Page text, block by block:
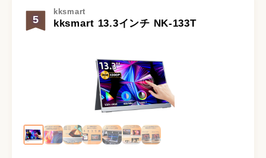
5
kksmart
kksmart 13.3インチ NK-133T